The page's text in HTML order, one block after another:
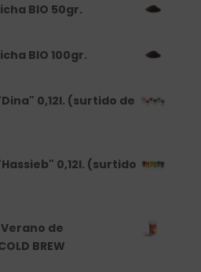
BIO 50gr.
BIO 100gr.
0,12l. (surtido de
0,12l. (surtido
de
BREW